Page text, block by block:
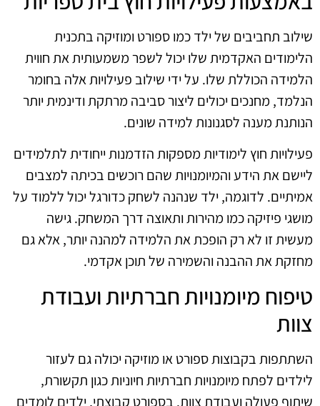
שילוב תחביבים של ילד כמו ספורט ומוזיקה בתכנית
הלימודים האקדמית שלו יכול לשפר משמעותית את חווית
הלמידה הכוללת שלו. על ידי שילוב פעילויות אלה בחומר
הנלמד, מחנכים יכולים ליצור סביבה מרתקת ודינמית יותר
הנותנת מענה לסגנונות למידה שונים.
פעילויות חוץ לימודיות מספקות הזדמנות ייחודית לתלמידים
ליישם את הידע והמיומנויות שהם רוכשים בכיתה למצבים
אמיתיים. לדוגמה, ילד שנהנה לשחק כדורגל יכול ללמוד על
מושגי פיזיקה כמו מהירות ותאוצה דרך המשחק. גישה
מעשית זו לא רק הופכת את הלמידה למהנה יותר, אלא גם
מחזקת את ההבנה והשמירה של תוכן אקדמי.
טיפוח מיומנויות חברתיות ועבודת
צוות
השתתפות בקבוצות ספורט או מוזיקה יכולה גם לעזור
לילדים לפתח מיומנויות חברתיות חיוניות כגון תקשורת,
שיתוף פעולה ועבודת צוות. בספורט קבוצתי, ילדים לומדים